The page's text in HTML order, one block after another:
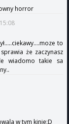
horror
to
że zaczynasz
wiadomo takie sa
w tym kinie:D